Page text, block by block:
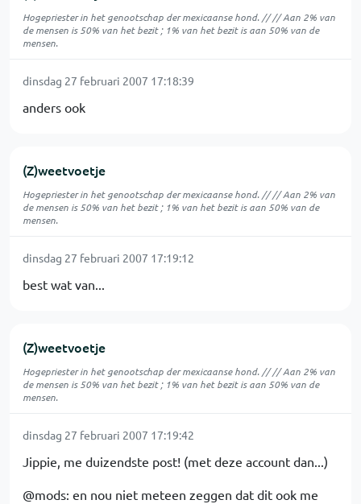
Hogepriester in het genootschap der mexicaanse hond. // // Aan 2% van
de mensen is 50% van het bezit ; 1% van het bezit is aan 50% van de
mensen.
dinsdag 27 februari 2007 17:18:39
anders ook
(Z)weetvoetje
Hogepriester in het genootschap der mexicaanse hond. // // Aan 2% van
de mensen is 50% van het bezit ; 1% van het bezit is aan 50% van de
mensen.
dinsdag 27 februari 2007 17:19:12
best wat van...
(Z)weetvoetje
Hogepriester in het genootschap der mexicaanse hond. // // Aan 2% van
de mensen is 50% van het bezit ; 1% van het bezit is aan 50% van de
mensen.
dinsdag 27 februari 2007 17:19:42
Jippie, me duizendste post! (met deze account dan...)
@mods: en nou niet meteen zeggen dat dit ook me